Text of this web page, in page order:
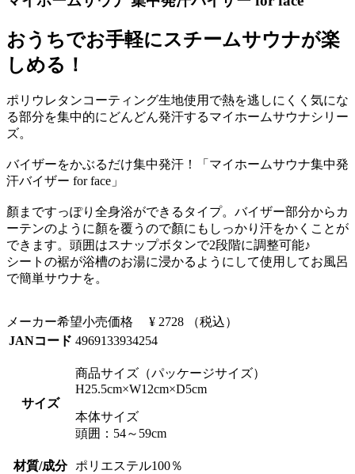
おうちでお手軽にスチームサウナが楽
しめる！
ポリウレタンコーティング生地使用で熱を逃しにくく気にな
る部分を集中的にどんどん発汗するマイホームサウナシリー
ズ。
バイザーをかぶるだけ集中発汗！「マイホームサウナ集中発
汗バイザー for face」
顏まですっぽり全身浴ができるタイプ。バイザー部分からカ
ーテンのように顏を覆うので顏にもしっかり汗をかくことが
できます。頭囲はスナップボタンで2段階に調整可能♪
シートの裾が浴槽のお湯に浸かるようにして使用してお風呂
で簡単サウナを。
メーカー希望小売価格 ¥ 2728 （税込）
JANコード 4969133934254
サイズ
商品サイズ（パッケージサイズ）
H25.5cm×W12cm×D5cm
本体サイズ
頭囲：54～59cm
材質/成分 ポリエステル100％